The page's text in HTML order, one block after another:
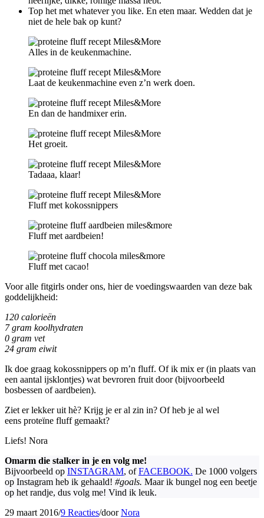
Top het met whatever you like. En eten maar. Wedden dat je
niet de hele bak op kunt?
Alles in de keukenmachine.
Laat de keukenmachine even z’n werk doen.
En dan de handmixer erin.
Het groeit.
Tadaaa, klaar!
Fluff met kokossnippers
Fluff met aardbeien!
Fluff met cacao!
Voor alle fitgirls onder ons, hier de voedingswaarden van deze bak
goddelijkheid:
120 calorieën
7 gram koolhydraten
0 gram vet
24 gram eiwit
Ik doe graag kokossnippers op m’n fluff. Of ik mix er (in plaats van
een aantal ijsklontjes) wat bevroren fruit door (bijvoorbeeld
bosbessen of aardbeien).
Ziet er lekker uit hè? Krijg je er al zin in? Of heb je al wel
eens proteïne fluff gemaakt?
Liefs! Nora
Omarm die stalker in je en volg me!
Bijvoorbeeld op INSTAGRAM, ofFACEBOOK. De 1000 volgers
op Instagram heb ik gehaald! #goals. Maar ik bungel nog een beetje
op het randje, dus volg me! Vind ik leuk.
29 maart 2016/9 Reacties/doorNora